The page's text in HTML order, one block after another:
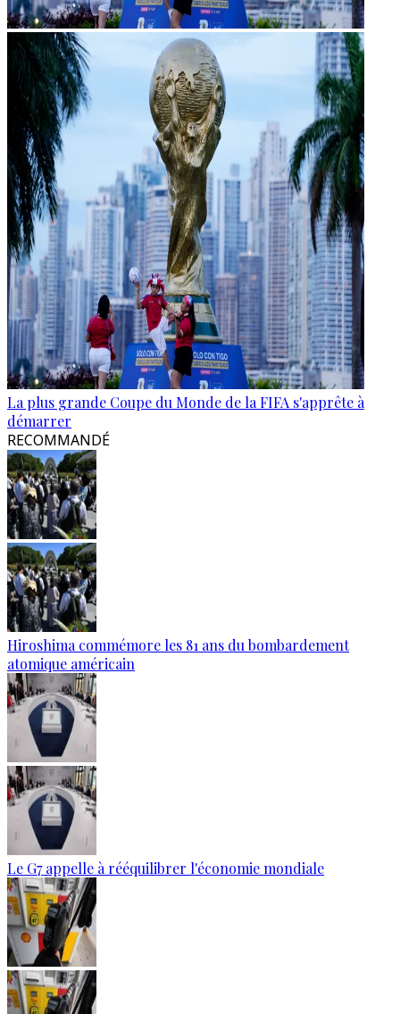
La plus grande Coupe du Monde de la FIFA s'apprête à
démarrer
RECOMMANDÉ
Hiroshima commémore les 81 ans du bombardement
atomique américain
Le G7 appelle à rééquilibrer l'économie mondiale